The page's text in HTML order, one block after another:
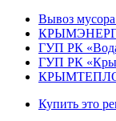
Вывоз мусора
ГУП РК
ГУП РК
Купить это